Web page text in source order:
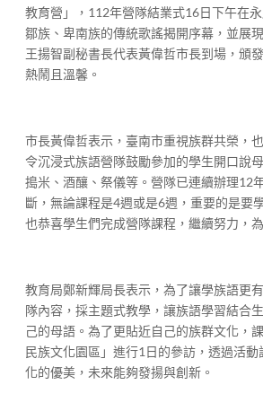
教育營」，112年營隊結業式16日下午在
鄒族、卑南族的傳統歌謠揭開序幕，並展
王揚智副秘書長代表黃偉哲市長到場，頒
熱鬧且溫馨。
市長黃偉哲表示，臺南市重視族群共榮，
令沉浸式族語營隊鼓勵參加的學生開口說
搗米、酒釀、祭儀等。營隊已連續辦理12
斷，無論課程是4週或是6週，重要的是要
也恭喜學生們完成營隊課程，繼續努力，
教育局鄭新輝局長表示，為了讓學族語更
隊內容，採主題式教學，讓族語學習結合
己的母語。為了更貼近自己的族群文化，
民族文化園區」進行1日的參訪，透過活
化的優美，未來能夠發揚與創新。